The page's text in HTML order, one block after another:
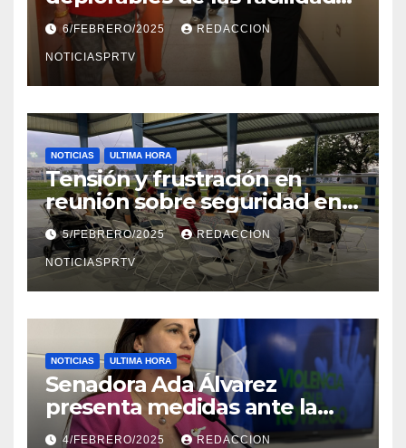
el Departamento de la Salud
en Mayagüez
6/FEBRERO/2025 REDACCION
NOTICIASPRTV
NOTICIAS ULTIMA HORA
Tensión y frustración en
reunión sobre seguridad en
Reparto Metropolitano
5/FEBRERO/2025 REDACCION
NOTICIASPRTV
NOTICIAS ULTIMA HORA
Senadora Ada Álvarez
presenta medidas ante la
violencia en el noviazgo
4/FEBRERO/2025 REDACCION